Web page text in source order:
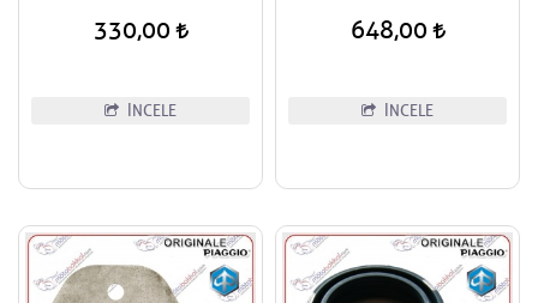
330,00
İNCELE
648,00
İNCELE